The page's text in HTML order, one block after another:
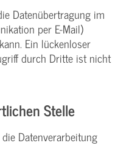
Datenübertragung im
per E-Mail)
Ein lückenloser
durch Dritte ist nicht
Stelle
Datenverarbeitung